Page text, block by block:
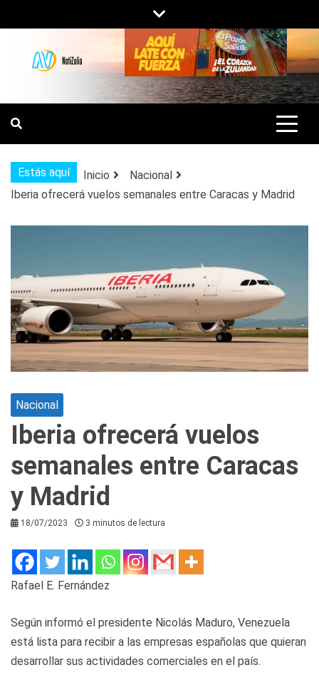
al
contenido
NOTIZULIA
NOTICIAS DEL ZULIA, VENEZUELA Y
DE INTERÉS GENERAL.
Estás aquí Inicio
Nacional
Iberia ofrecerá vuelos semanales entre Caracas y Madrid
Nacional
Iberia ofrecerá vuelos
semanales entre Caracas
y Madrid
18/07/2023 3 minutos de lectura
Rafael E. Fernández
Según informó el presidente Nicolás Maduro, Venezuela
está lista para recibir a las empresas españolas que quieran
desarrollar sus actividades comerciales en el país.